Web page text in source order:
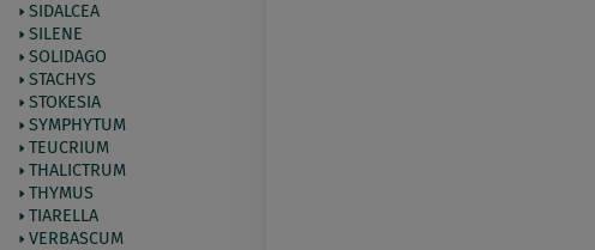
SIDALCEA
SILENE
SOLIDAGO
STACHYS
STOKESIA
SYMPHYTUM
TEUCRIUM
THALICTRUM
THYMUS
TIARELLA
VERBASCUM